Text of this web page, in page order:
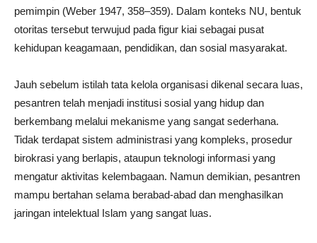
pemimpin (Weber 1947, 358–359). Dalam konteks NU, bentuk
otoritas tersebut terwujud pada figur kiai sebagai pusat
kehidupan keagamaan, pendidikan, dan sosial masyarakat.
Jauh sebelum istilah tata kelola organisasi dikenal secara luas,
pesantren telah menjadi institusi sosial yang hidup dan
berkembang melalui mekanisme yang sangat sederhana.
Tidak terdapat sistem administrasi yang kompleks, prosedur
birokrasi yang berlapis, ataupun teknologi informasi yang
mengatur aktivitas kelembagaan. Namun demikian, pesantren
mampu bertahan selama berabad-abad dan menghasilkan
jaringan intelektual Islam yang sangat luas.